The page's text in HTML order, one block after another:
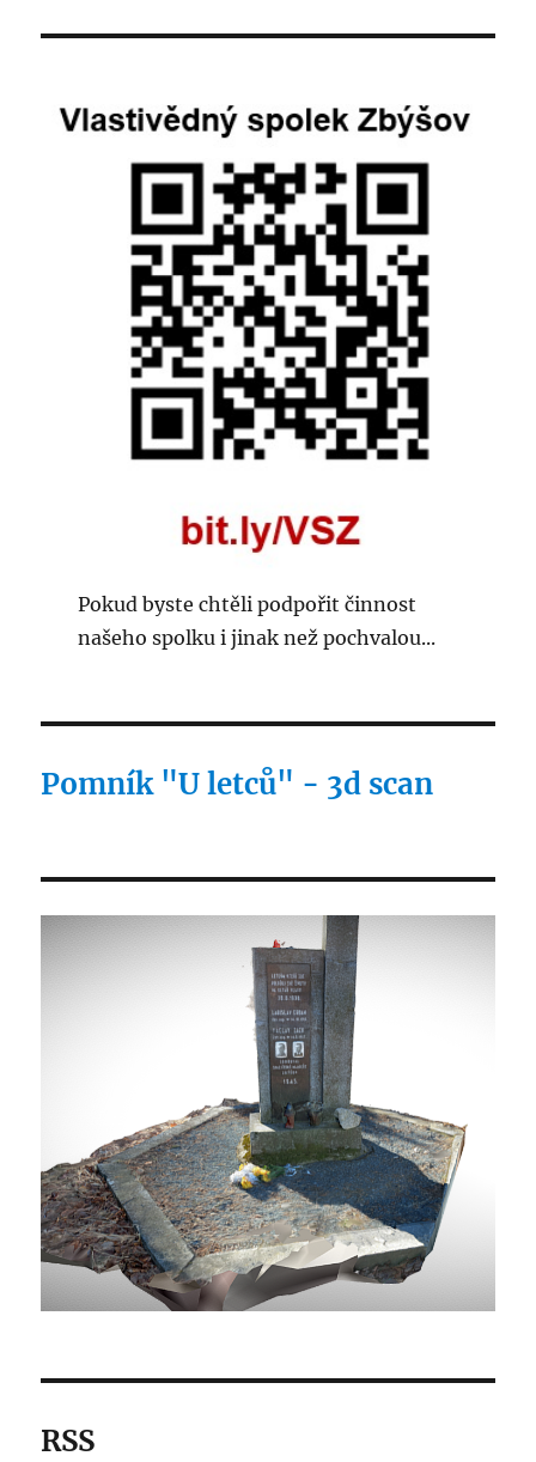
Pokud byste chtěli podpořit činnost
našeho spolku i jinak než pochvalou...
Pomník "U letců" - 3d scan
RSS